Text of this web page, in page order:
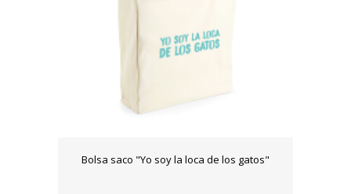
Bolsa saco "Yo soy la loca de los gatos"